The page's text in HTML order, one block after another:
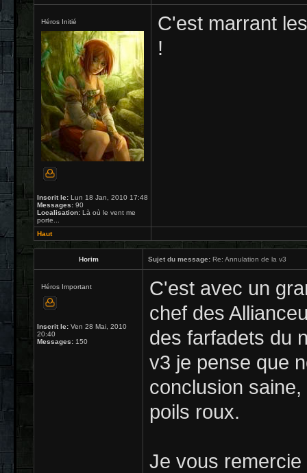
Héros Initié
Inscrit le: Lun 18 Jan, 2010 17:48
Messages: 90
Localisation: Là où le vent me
porte...
C'est marrant
!
Haut
Horim Sujet du message: Re: Annulation de la v3
Héros Important
Inscrit le: Ven 28 Mai, 2010
20:40
Messages: 150
C'est avec un
chef des
des farfadets du
v3 je pense que
conclusion
poils roux.
Je vous